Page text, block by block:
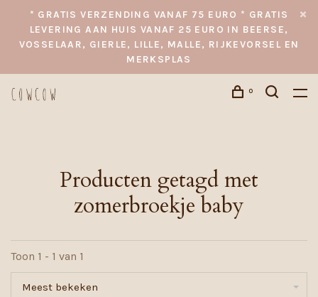
* GRATIS VERZENDING VANAF 75 EURO * GRATIS
LEVERING AAN HUIS VANAF 25 EURO IN BEERSE,
VOSSELAAR, GIERLE, LILLE, MALLE, RIJKEVORSEL EN
MERKSPLAS
0
Producten getagd met
zomerbroekje baby
Toon 1 - 1 van 1
Meest bekeken